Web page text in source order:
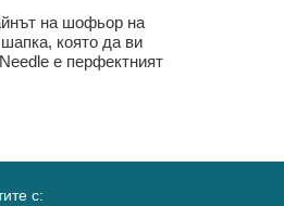
на шофьор на
която да ви
е перфектният
с: